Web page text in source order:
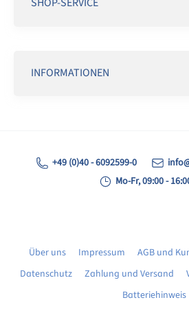
INFORMATIONEN
+49 (0)40 - 6092599-0
Mo-Fr, 09:00 -
Über uns Impressum
AGB und
Datenschutz
Zahlung und Versand
Batteriehinweis